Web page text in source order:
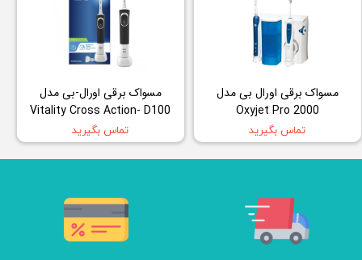
مسواک برقی اورال بی مدل
Oxyjet Pro 2000
تماس بگیرید
مسواک برقی اورال-بی مدل
Vitality Cross Action- D100
تماس بگیرید